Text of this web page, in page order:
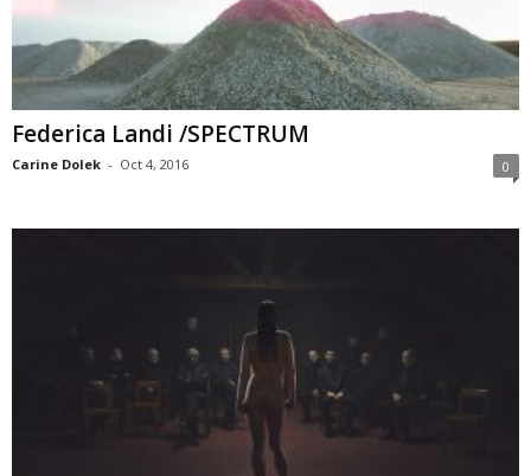
Federica Landi /SPECTRUM
Carine Dolek - Oct 4, 2016 0